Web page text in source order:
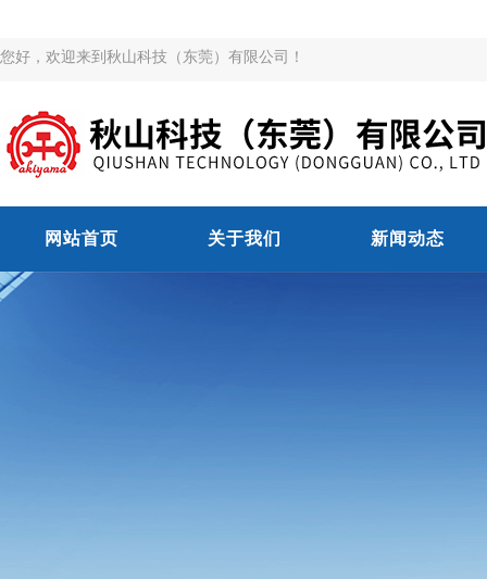
您好，欢迎来到秋山科技（东莞）有限公司！
网站首页 关于我们 新闻动态